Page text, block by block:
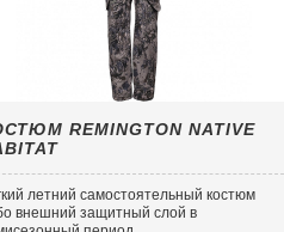
REMINGTON NATIVE
летний самостоятельный костюм
внешний защитный слой в